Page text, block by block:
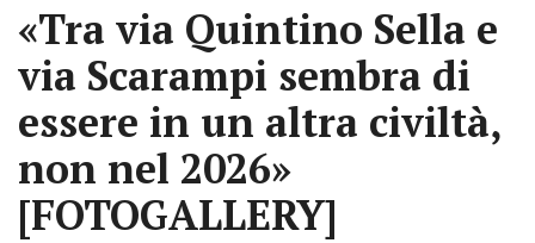
«Tra via Quintino Sella e
via Scarampi sembra di
essere in un altra civiltà,
non nel 2026»
[FOTOGALLERY]